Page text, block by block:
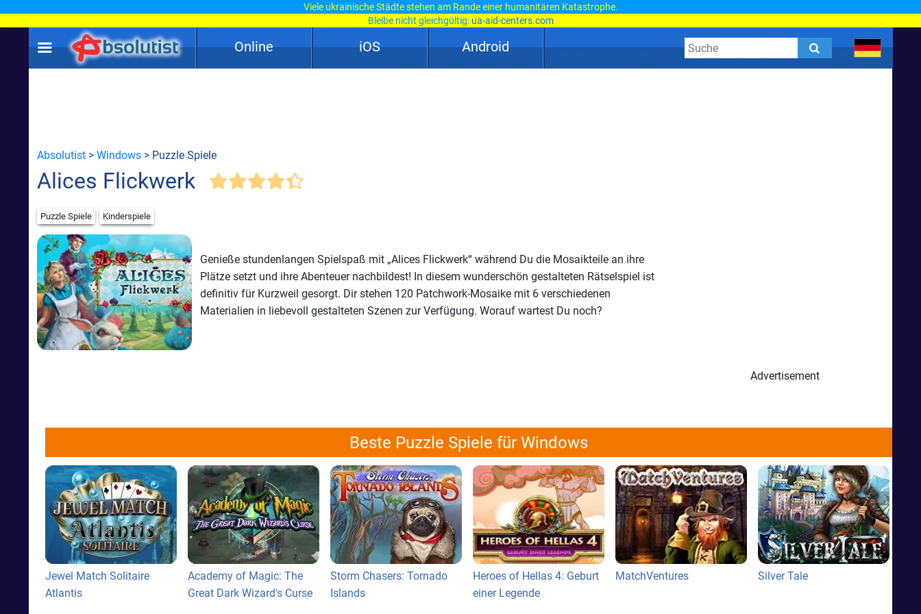
Viele ukrainische Städte stehen am Rande einer humanitären Katastrophe.
Bleibe nicht gleichgültig: ua-aid-centers.com
Online iOS Android
Absolutist > Windows > Puzzle Spiele
Alices Flickwerk
Puzzle Spiele Kinderspiele
Genieße stundenlangen Spielspaß mit „Alices Flickwerk“ während Du die Mosaikteile an ihre
Plätze setzt und ihre Abenteuer nachbildest! In diesem wunderschön gestalteten Rätselspiel ist
definitiv für Kurzweil gesorgt. Dir stehen 120 Patchwork-Mosaike mit 6 verschiedenen
Materialien in liebevoll gestalteten Szenen zur Verfügung. Worauf wartest Du noch?
Advertisement
Beste Puzzle Spiele für Windows
Jewel Match Solitaire
Atlantis
Academy of Magic: The
Great Dark Wizard's Curse
Storm Chasers: Tornado
Islands
Heroes of Hellas 4: Geburt
einer Legende
MatchVentures Silver Tale